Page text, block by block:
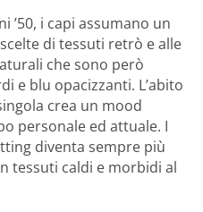
’50, i capi assumano un
di tessuti retrò e alle
che sono però
e blu opacizzanti. L’abito
crea un mood
personale ed attuale. I
diventa sempre più
tessuti caldi e morbidi al